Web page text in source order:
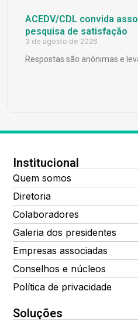
ACEDV/CDL convida
pesquisa de satisfação
3 de agosto de 2026
Respostas são anônimas e
Institucional
Quem somos
Diretoria
Colaboradores
Galeria dos presidentes
Empresas associadas
Conselhos e núcleos
Política de privacidade
Soluções